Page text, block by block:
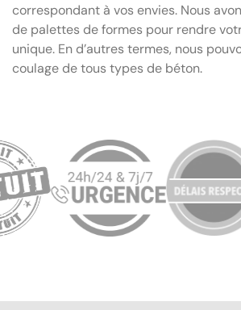
correspondant à vos envies. Nous
de palettes de formes pour rendre
unique. En d’autres termes, nous
coulage de tous types de béton.